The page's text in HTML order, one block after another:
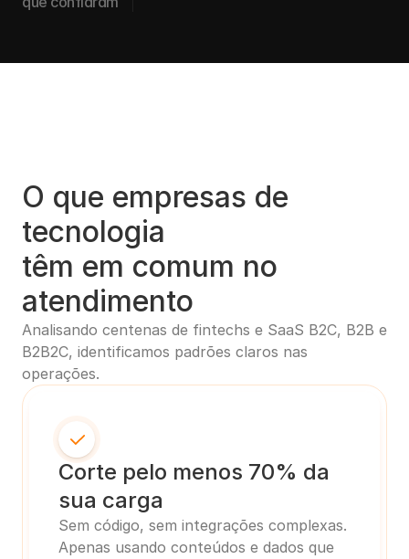
O que empresas de
tecnologia
têm em comum no
atendimento
Analisando centenas de fintechs e SaaS B2C, B2B e
B2B2C, identificamos padrões claros nas
operações.
Corte pelo menos 70% da
sua carga
Sem código, sem integrações complexas.
Apenas usando conteúdos e dados que